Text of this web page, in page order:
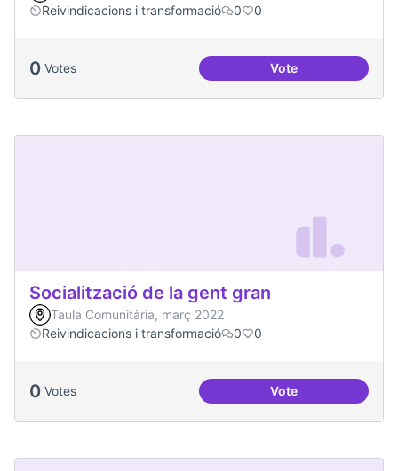
Reivindicacions i transformació
0 0
0 Votes VoteSoledat i aïllament
Socialització de la gent gran
Taula Comunitària, març 2022
Reivindicacions i transformació
0 0
0 Votes VoteSocialització de la